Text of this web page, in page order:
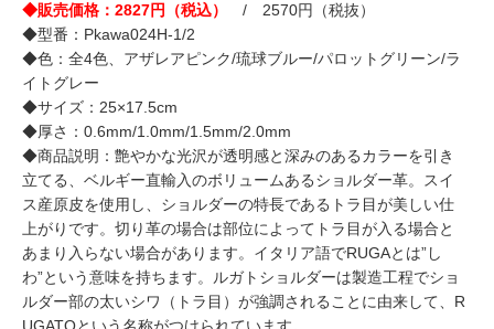
◆販売価格：2827円（税込）
/ 2570円（税抜）
◆型番：Pkawa024H-1/2
◆色：全4色、アザレアピンク/琉球ブルー/パロットグリーン/ラ
イトグレー
◆サイズ：25×17.5cm
◆厚さ：0.6mm/1.0mm/1.5mm/2.0mm
◆商品説明：艶やかな光沢が透明感と深みのあるカラーを引き
立てる、ベルギー直輸入のボリュームあるショルダー革。スイ
ス産原皮を使用し、ショルダーの特長であるトラ目が美しい仕
上がりです。切り革の場合は部位によってトラ目が入る場合と
あまり入らない場合があります。イタリア語でRUGAとは”し
わ”という意味を持ちます。ルガトショルダーは製造工程でショ
ルダー部の太いシワ（トラ目）が強調されることに由来して、R